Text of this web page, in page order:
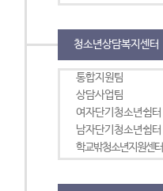
청소년상담복지센터
통합지원팀
상담사업팀
여자단기청소년쉼터
남자단기청소년쉼터
학교밖청소년지원센터